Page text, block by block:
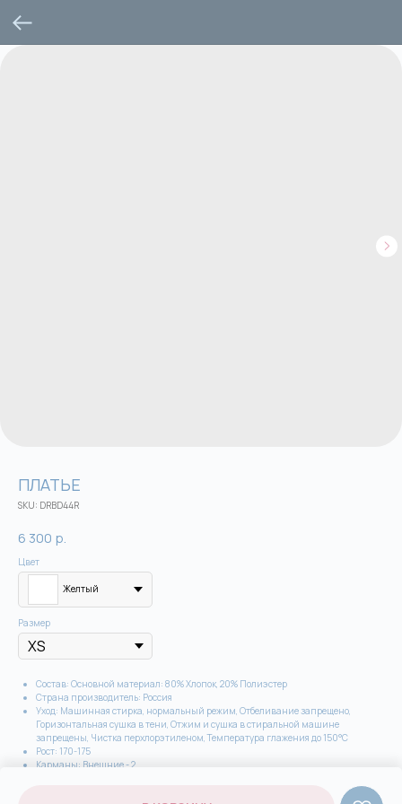
ПЛАТЬЕ
SKU: DRBD44R
6 300 р.
Цвет
Желтый
Размер
Состав: Основной материал: 80% Хлопок, 20% Полиэстер
Страна производитель: Россия
Уход: Машинная стирка, нормальный режим, Отбеливание запрещено,
Горизонтальная сушка в тени, Отжим и сушка в стиральной машине
запрещены, Чистка перхлорэтиленом, Температура глажения до 150°С
Рост: 170-175
Карманы: Внешние - 2